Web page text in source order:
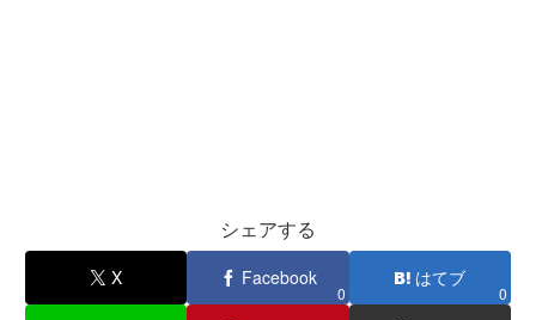
シェアする
X Facebook
0
はてブ
0